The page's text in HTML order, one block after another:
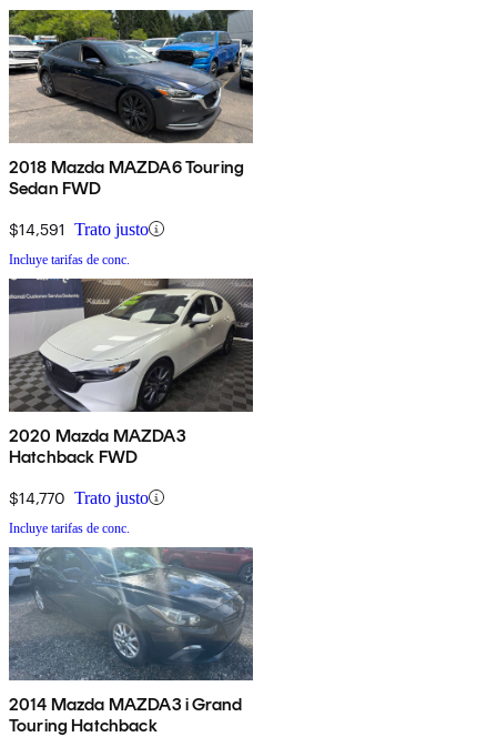
2018 Mazda MAZDA6 Touring
Sedan FWD
$14,591 Trato justo
Incluye tarifas de conc.
2020 Mazda MAZDA3
Hatchback FWD
$14,770 Trato justo
Incluye tarifas de conc.
2014 Mazda MAZDA3 i Grand
Touring Hatchback